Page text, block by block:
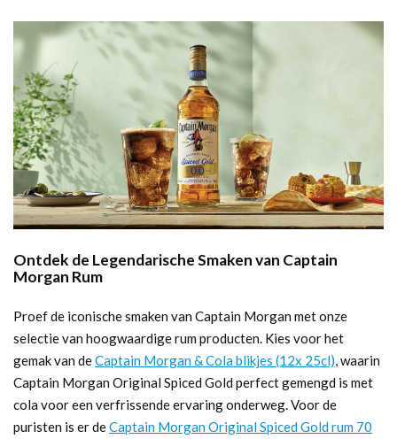
Ontdek de Legendarische Smaken van Captain
Morgan Rum
Proef de iconische smaken van Captain Morgan met onze
selectie van hoogwaardige rum producten. Kies voor het
gemak van deCaptain Morgan & Cola blikjes (12x 25cl), waarin
Captain Morgan Original Spiced Gold perfect gemengd is met
cola voor een verfrissende ervaring onderweg. Voor de
puristen is er deCaptain Morgan Original Spiced Gold rum 70